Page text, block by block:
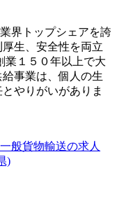
界トップシェアを誇
生、安全性を両立
業１５０年以上で大
事業は、個人の生
やりがいがありま
般貨物輸送の求人
)